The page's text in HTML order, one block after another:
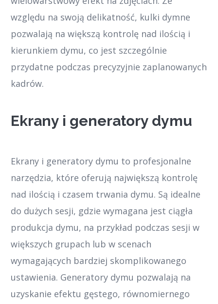
względu na swoją delikatność, kulki dymne
pozwalają na większą kontrolę nad ilością i
kierunkiem dymu, co jest szczególnie
przydatne podczas precyzyjnie zaplanowanych
kadrów.
Ekrany i generatory dymu
Ekrany i generatory dymu to profesjonalne
narzędzia, które oferują największą kontrolę
nad ilością i czasem trwania dymu. Są idealne
do dużych sesji, gdzie wymagana jest ciągła
produkcja dymu, na przykład podczas sesji w
większych grupach lub w scenach
wymagających bardziej skomplikowanego
ustawienia. Generatory dymu pozwalają na
uzyskanie efektu gęstego, równomiernego